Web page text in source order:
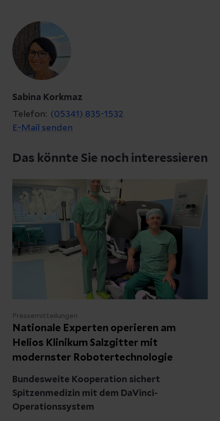
Sabina Korkmaz
Telefon: (05341) 835-1532
E-Mail senden
Das könnte Sie noch interessieren
Pressemitteilungen
Nationale Experten operieren am
Helios Klinikum Salzgitter mit
modernster Robotertechnologie
Bundesweite Kooperation sichert
Spitzenmedizin mit dem DaVinci-
Operationssystem